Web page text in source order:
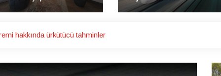
hakkında ürkütücü tahminler